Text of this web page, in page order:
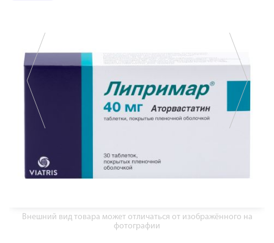
Внешний вид товара может отличаться от изображённого на
фотографии